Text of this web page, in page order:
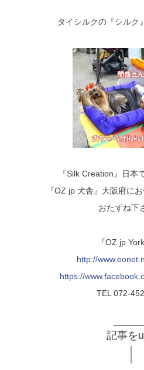
タイシルクの『シルク
『Silk Creation』日本
『OZ jp 犬舎』大阪府に
おたずね下
『OZ jp
http://
https://
TEL 072-
記事を